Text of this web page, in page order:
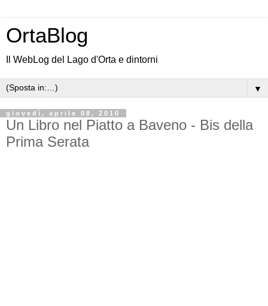
OrtaBlog
Il WebLog del Lago d'Orta e dintorni
▼
giovedì, aprile 08, 2010
Un Libro nel Piatto a Baveno - Bis della
Prima Serata